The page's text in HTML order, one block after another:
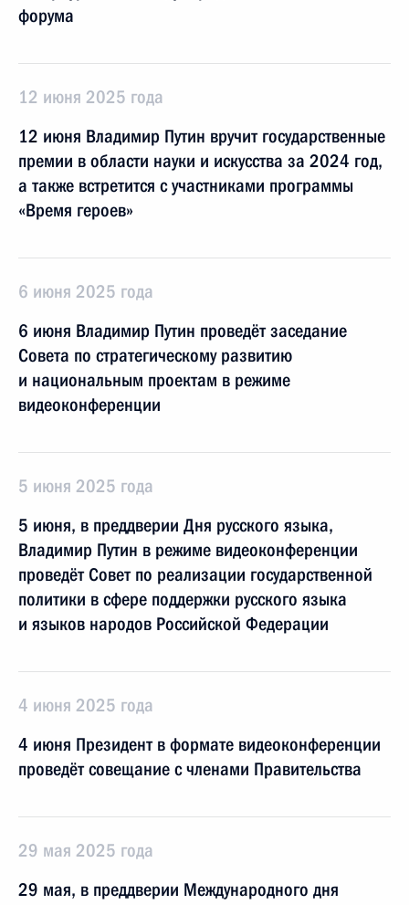
форума
12 июня 2025 года
12 июня Владимир Путин вручит государственные
премии в области науки и искусства за 2024 год,
а также встретится с участниками программы
«Время героев»
6 июня 2025 года
6 июня Владимир Путин проведёт заседание
Совета по стратегическому развитию
и национальным проектам в режиме
видеоконференции
5 июня 2025 года
5 июня, в преддверии Дня русского языка,
Владимир Путин в режиме видеоконференции
проведёт Совет по реализации государственной
политики в сфере поддержки русского языка
и языков народов Российской Федерации
4 июня 2025 года
4 июня Президент в формате видеоконференции
проведёт совещание с членами Правительства
29 мая 2025 года
29 мая, в преддверии Международного дня